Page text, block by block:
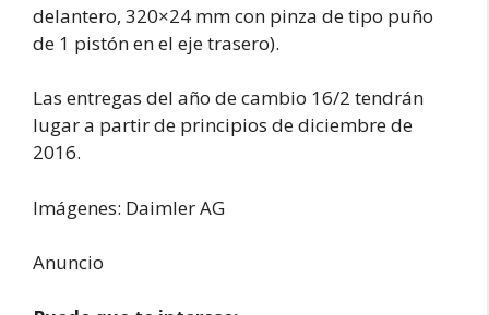
delantero, 320×24 mm con pinza de tipo puño
de 1 pistón en el eje trasero).
Las entregas del año de cambio 16/2 tendrán
lugar a partir de principios de diciembre de
2016.
Imágenes: Daimler AG
Anuncio